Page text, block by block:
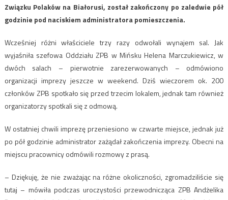
Związku Polaków na Białorusi, został zakończony po zaledwie pół
godzinie pod naciskiem administratora pomieszczenia.
Wcześniej różni właściciele trzy razy odwołali wynajem sal. Jak
wyjaśniła szefowa Oddziału ZPB w Mińsku Helena Marczukiewicz, w
dwóch salach – pierwotnie zarezerwowanych – odmówiono
organizacji imprezy jeszcze w weekend. Dziś wieczorem ok. 200
członków ZPB spotkało się przed trzecim lokalem, jednak tam również
organizatorzy spotkali się z odmową.
W ostatniej chwili imprezę przeniesiono w czwarte miejsce, jednak już
po pół godzinie administrator zażądał zakończenia imprezy. Obecni na
miejscu pracownicy odmówili rozmowy z prasą.
– Dziękuję, że nie zważając na różne okoliczności, zgromadziliście się
tutaj – mówiła podczas uroczystości przewodnicząca ZPB Andżelika